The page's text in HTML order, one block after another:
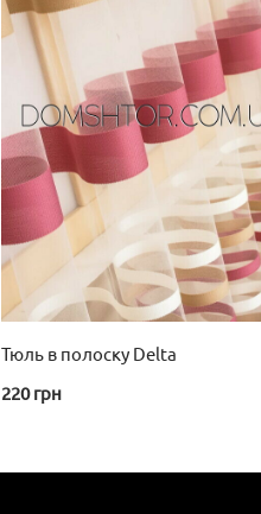
Тюль в полоску Delta
220грн